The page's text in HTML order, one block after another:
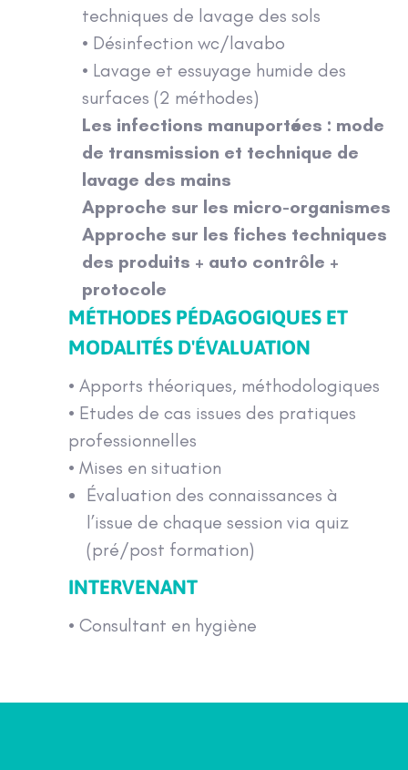
techniques de lavage des sols
• Désinfection wc/lavabo
• Lavage et essuyage humide des
surfaces (2 méthodes)
Les infections manuportées : mode
de transmission et technique de
lavage des mains
Approche sur les micro-organismes
Approche sur les fiches techniques
des produits + auto contrôle +
protocole
MÉTHODES PÉDAGOGIQUES ET
MODALITÉS D'ÉVALUATION
• Apports théoriques, méthodologiques
• Etudes de cas issues des pratiques
professionnelles
• Mises en situation
Évaluation des connaissances à
l’issue de chaque session via quiz
(pré/post formation)
INTERVENANT
• Consultant en hygiène